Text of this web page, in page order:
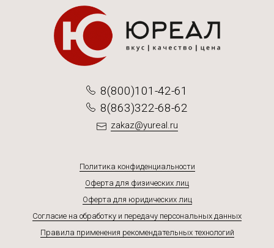
8(800)101-42-61
8(863)322-68-62
zakaz@yureal.ru
Политика конфиденциальности
Оферта для физических лиц
Оферта для юридических лиц
Согласие на обработку и передачу персональных данных
Правила применения рекомендательных технологий